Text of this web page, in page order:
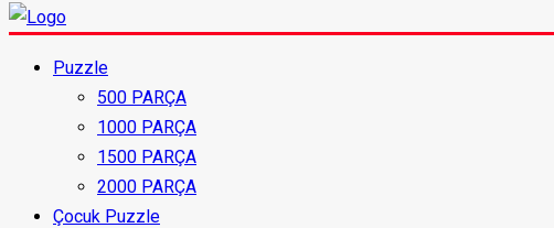
Puzzle
500 PARÇA
1000 PARÇA
1500 PARÇA
2000 PARÇA
Çocuk Puzzle